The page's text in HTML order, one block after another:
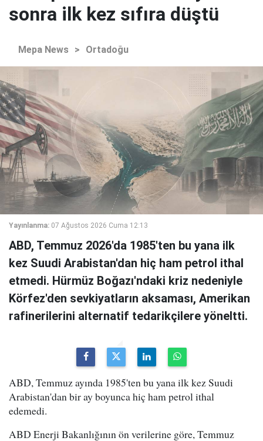
sonra ilk kez sıfıra düştü
Mepa News > Ortadoğu
Yayınlanma: 07 Ağustos 2026 Cuma 12:13
ABD, Temmuz 2026'da 1985'ten bu yana ilk
kez Suudi Arabistan'dan hiç ham petrol ithal
etmedi. Hürmüz Boğazı'ndaki kriz nedeniyle
Körfez'den sevkiyatların aksaması, Amerikan
rafinerilerini alternatif tedarikçilere yöneltti.
ABD, Temmuz ayında 1985'ten bu yana ilk kez Suudi
Arabistan'dan bir ay boyunca hiç ham petrol ithal
edemedi.
ABD Enerji Bakanlığının ön verilerine göre, Temmuz